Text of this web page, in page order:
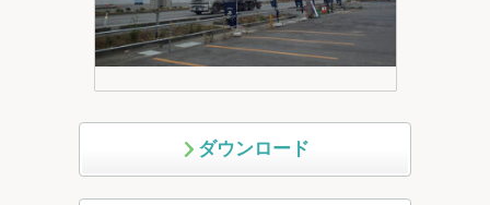
ダウンロード